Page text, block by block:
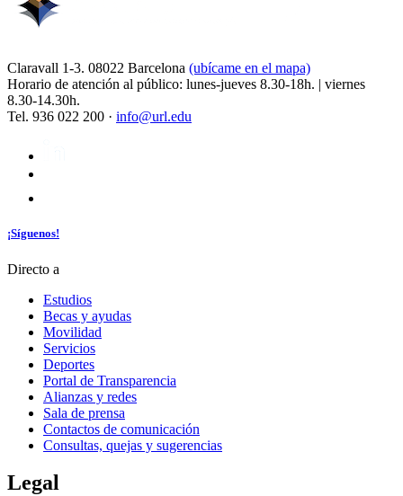
Claravall 1-3. 08022 Barcelona (ubícame en el mapa)
Horario de atención al público: lunes-jueves 8.30-18h. | viernes
8.30-14.30h.
Tel. 936 022 200 · info@url.edu
¡Síguenos!
Directo a
Estudios
Becas y ayudas
Movilidad
Servicios
Deportes
Portal de Transparencia
Alianzas y redes
Sala de prensa
Contactos de comunicación
Consultas, quejas y sugerencias
Legal